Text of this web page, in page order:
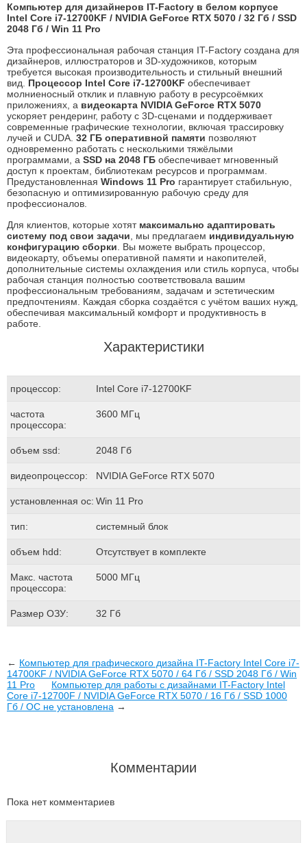
Компьютер для дизайнеров IT-Factory в белом корпусе
Intel Core i7-12700KF / NVIDIA GeForce RTX 5070 / 32 Гб / SSD
2048 Гб / Win 11 Pro
Эта профессиональная рабочая станция IT-Factory создана для
дизайнеров, иллюстраторов и 3D-художников, которым
требуется высокая производительность и стильный внешний
вид. Процессор Intel Core i7-12700KF обеспечивает
молниеносный отклик и плавную работу в ресурсоёмких
приложениях, а видеокарта NVIDIA GeForce RTX 5070
ускоряет рендеринг, работу с 3D-сценами и поддерживает
современные графические технологии, включая трассировку
лучей и CUDA. 32 ГБ оперативной памяти позволяют
одновременно работать с несколькими тяжёлыми
программами, а SSD на 2048 ГБ обеспечивает мгновенный
доступ к проектам, библиотекам ресурсов и программам.
Предустановленная Windows 11 Pro гарантирует стабильную,
безопасную и оптимизированную рабочую среду для
профессионалов.
Для клиентов, которые хотят максимально адаптировать
систему под свои задачи , мы предлагаем индивидуальную
конфигурацию сборки . Вы можете выбрать процессор,
видеокарту, объемы оперативной памяти и накопителей,
дополнительные системы охлаждения или стиль корпуса, чтобы
рабочая станция полностью соответствовала вашим
профессиональным требованиям, задачам и эстетическим
предпочтениям. Каждая сборка создаётся с учётом ваших нужд,
обеспечивая максимальный комфорт и продуктивность в
работе.
Характеристики
процессор: Intel Core i7-12700KF
частота
процессора:
3600 МГц
объем ssd: 2048 Гб
видеопроцессор: NVIDIA GeForce RTX 5070
установленная ос: Win 11 Pro
тип: системный блок
объем hdd: Отсутствует в комплекте
Макс. частота
процессора:
5000 МГц
Размер ОЗУ: 32 Гб
← Компьютер для графического дизайна IT-Factory Intel Core i7-
14700KF / NVIDIA GeForce RTX 5070 / 64 Гб / SSD 2048 Гб / Win
11 Pro
Компьютер для работы с дизайнами IT-Factory Intel
Core i7-12700F / NVIDIA GeForce RTX 5070 / 16 Гб / SSD 1000
Гб / ОС не установлена →
Комментарии
Пока нет комментариев